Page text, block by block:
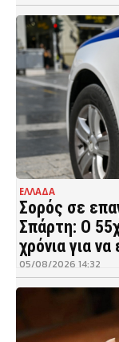
ΕΛΛΑΔΑ
Σορός σε
Σπάρτη: Ο
χρόνια για
05/08/2026 14:32